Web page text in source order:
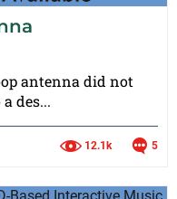
antenna did not
des...
12.1k 5